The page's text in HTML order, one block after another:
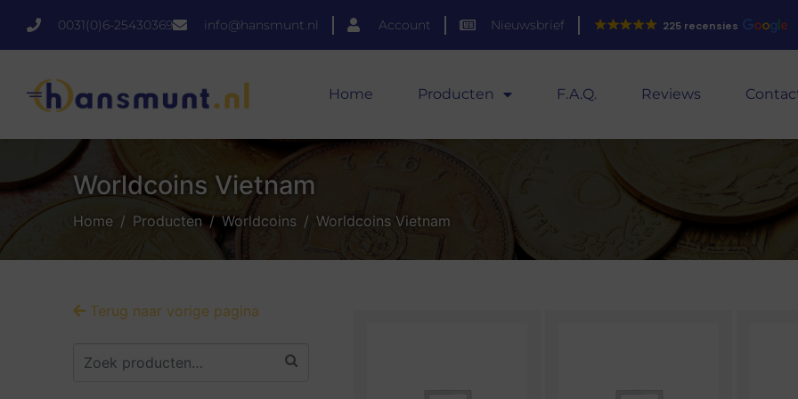
0031(0)6-25430369 info@hansmunt.nl Account Nieuwsbrief 225 recensies
Home Producten F.A.Q. Reviews
Worldcoins Vietnam
Home Producten Worldcoins Worldcoins Vietnam
Terug naar vorige pagina